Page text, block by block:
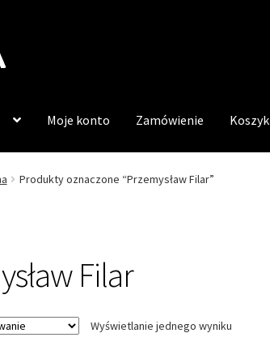
Moje konto Zamówienie Koszyk
Produkty oznaczone “Przemysław Filar”
Filar
Wyświetlanie jednego wyniku